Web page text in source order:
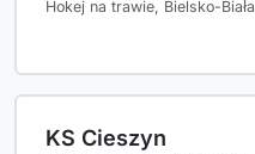
Hokej na trawie, Bielsko-Biała
KS Cieszyn